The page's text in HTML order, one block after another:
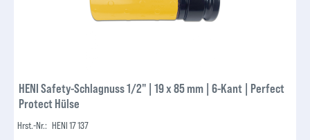
HENI Safety-Schlagnuss 1/2" | 19 x 85 mm | 6-Kant | Perfect
Protect Hülse
Hrst.-Nr.: HENI 17 137